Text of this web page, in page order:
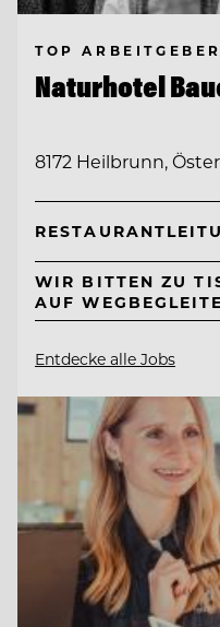
TOP ARBEITGEBER
Naturhotel
8172 Heilbrunn,
WIR BITTEN ZU
AUF
Entdecke alle Jobs